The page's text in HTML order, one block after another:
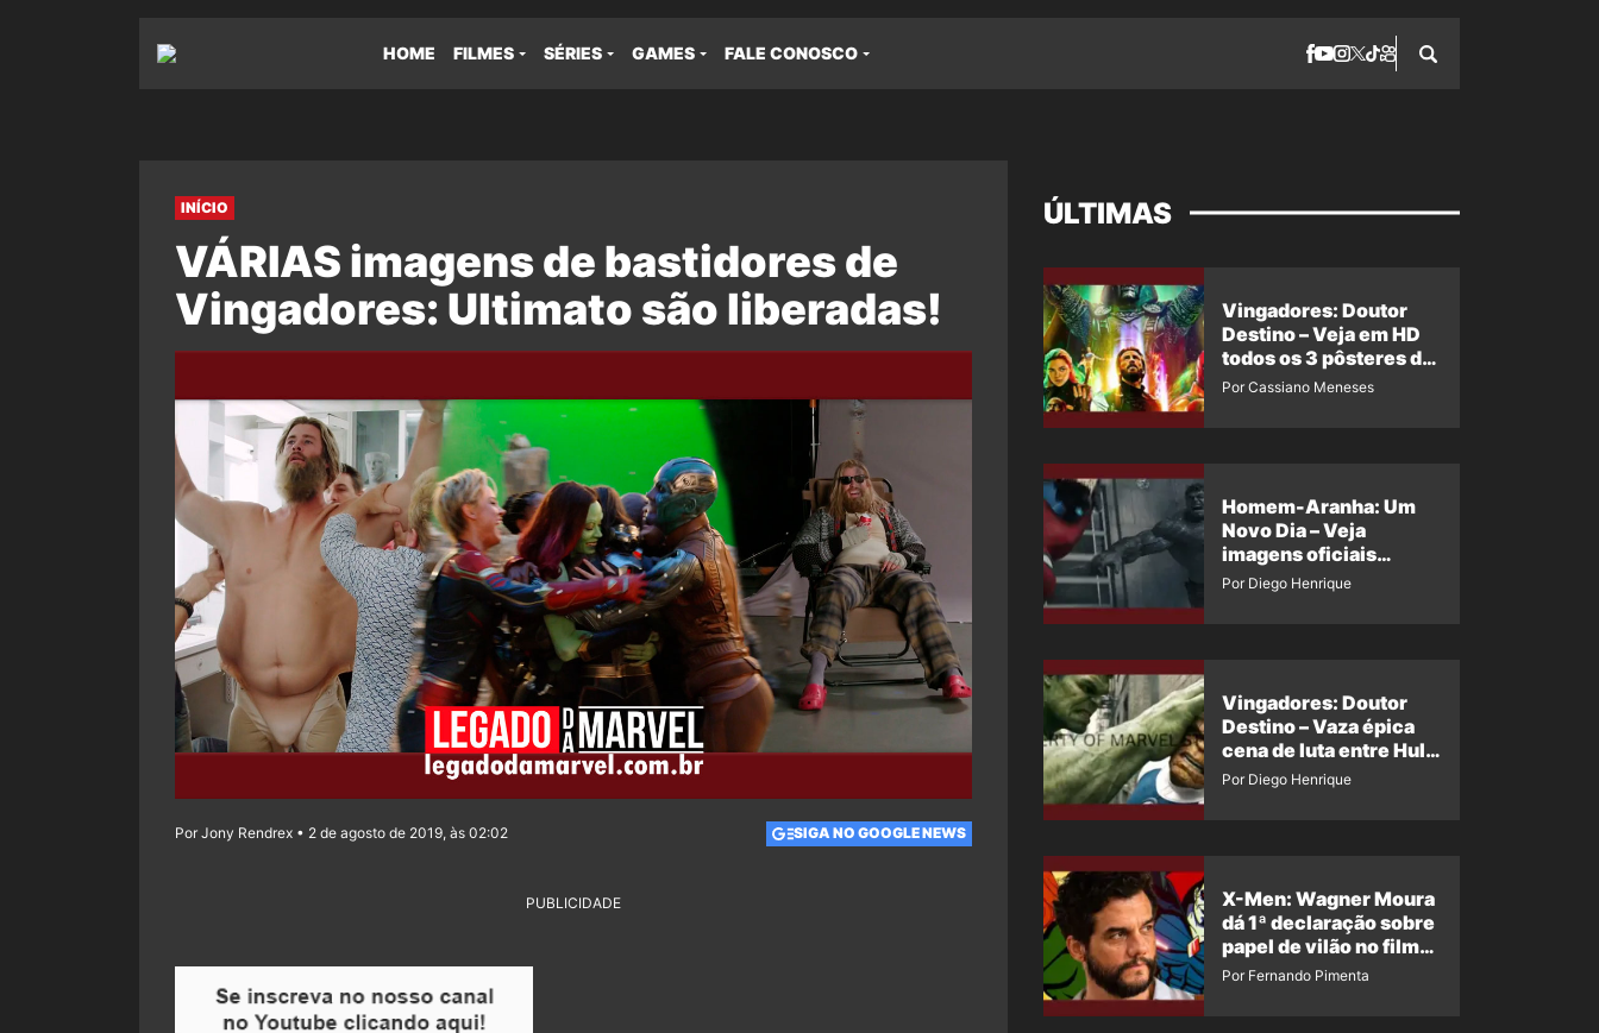
HOME FILMES SÉRIES GAMES FALE CONOSCO
INÍCIO
VÁRIAS imagens de bastidores de
Vingadores: Ultimato são liberadas!
Por Jony Rendrex • 2 de agosto de 2019, às 02:02 SIGA NO GOOGLE NEWS
PUBLICIDADE
ÚLTIMAS
Vingadores: Doutor
Destino – Veja em HD
todos os 3 pôsteres de
‘Doomsday’ + 1 imagem
Por Cassiano Meneses
Homem-Aranha: Um
Novo Dia – Veja
imagens oficiais
descartadas do Hulk
Por Diego Henrique
Vingadores: Doutor
Destino – Vaza épica
cena de luta entre Hulk
e o Coisa
Por Diego Henrique
X-Men: Wagner Moura
dá 1ª declaração sobre
papel de vilão no filme
da Marvel
Por Fernando Pimenta